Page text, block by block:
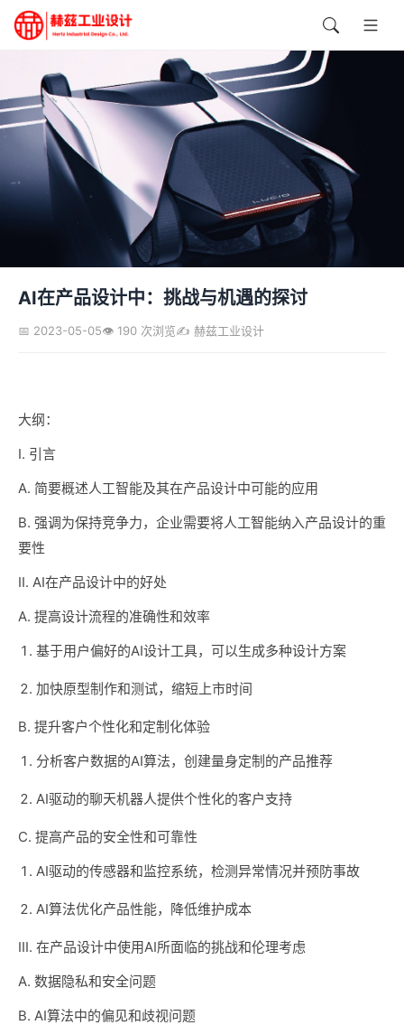
AI在产品设计中：挑战与机遇的探讨
📅 2023-05-05👁️ 190 次浏览✍️ 赫兹工业设计
大纲：
I. 引言
A. 简要概述人工智能及其在产品设计中可能的应用
B. 强调为保持竞争力，企业需要将人工智能纳入产品设计的重
要性
II. AI在产品设计中的好处
A. 提高设计流程的准确性和效率
基于用户偏好的AI设计工具，可以生成多种设计方案
加快原型制作和测试，缩短上市时间
B. 提升客户个性化和定制化体验
分析客户数据的AI算法，创建量身定制的产品推荐
AI驱动的聊天机器人提供个性化的客户支持
C. 提高产品的安全性和可靠性
AI驱动的传感器和监控系统，检测异常情况并预防事故
AI算法优化产品性能，降低维护成本
III. 在产品设计中使用AI所面临的挑战和伦理考虑
A. 数据隐私和安全问题
B. AI算法中的偏见和歧视问题